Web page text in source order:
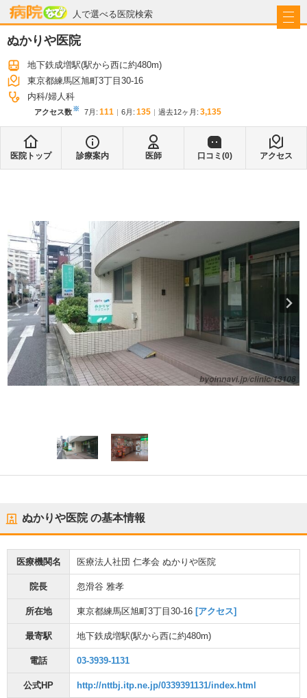
人で選べる医院検索
病院なび
ぬかりや医院
地下鉄成増駅(駅から西に約480m)
東京都練馬区旭町3丁目30-16
内科 婦人科
アクセス数※ 7月 : 111 6月 : 135 過去12ヶ月: 3,135
医院トップ 診療案内 医師 口コミ(0) アクセス
ぬかりや医院の基本情報
医療機関名 医療法人社団 仁孝会 ぬかりや医院
院長 忽滑谷 雅孝
所在地 東京都練馬区旭町3丁目30-16 [アクセス]
最寄駅 地下鉄成増駅(駅から西に約480m)
電話 03-3939-1131
公式HP http://nttbj.itp.ne.jp/0339391131/index.html